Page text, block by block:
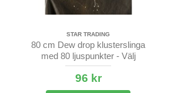
STAR TRADING
80 cm Dew drop klusterslinga
med 80 ljuspunkter - Välj
ljusfärg
96 kr